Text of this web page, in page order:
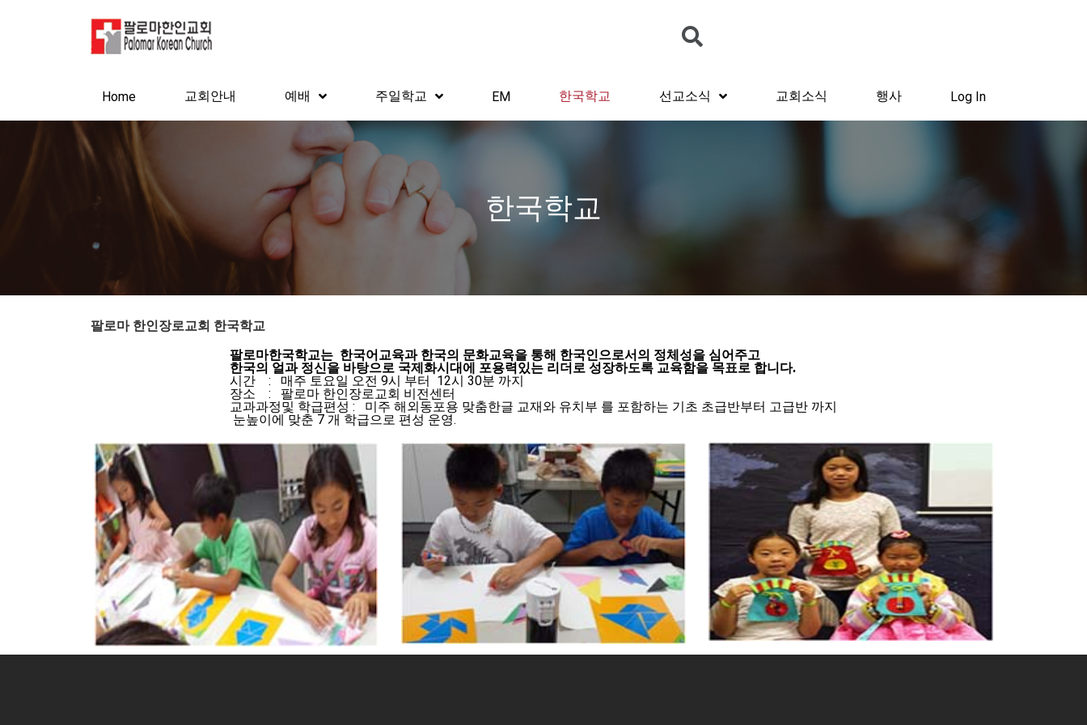
Home 교회안내 예배 주일학교 EM 한국학교 선교소식 교회소식 행사 Log In
한국학교
팔로마 한인장로교회 한국학교
팔로마한국학교는 한국어교육과 한국의 문화교육을 통해 한국인으로서의 정체성을 심어주고
한국의 얼과 정신을 바탕으로 국제화시대에 포용력있는 리더로 성장하도록 교육함을 목표로 합니다.
시간 : 매주 토요일 오전 9시 부터 12시 30분 까지
장소 : 팔로마 한인장로교회 비전센터
교과과정및 학급편성 : 미주 해외동포용 맞춤한글 교재와 유치부 를 포함하는 기초 초급반부터 고급반 까지
눈높이에 맞춘 7 개 학급으로 편성 운영.